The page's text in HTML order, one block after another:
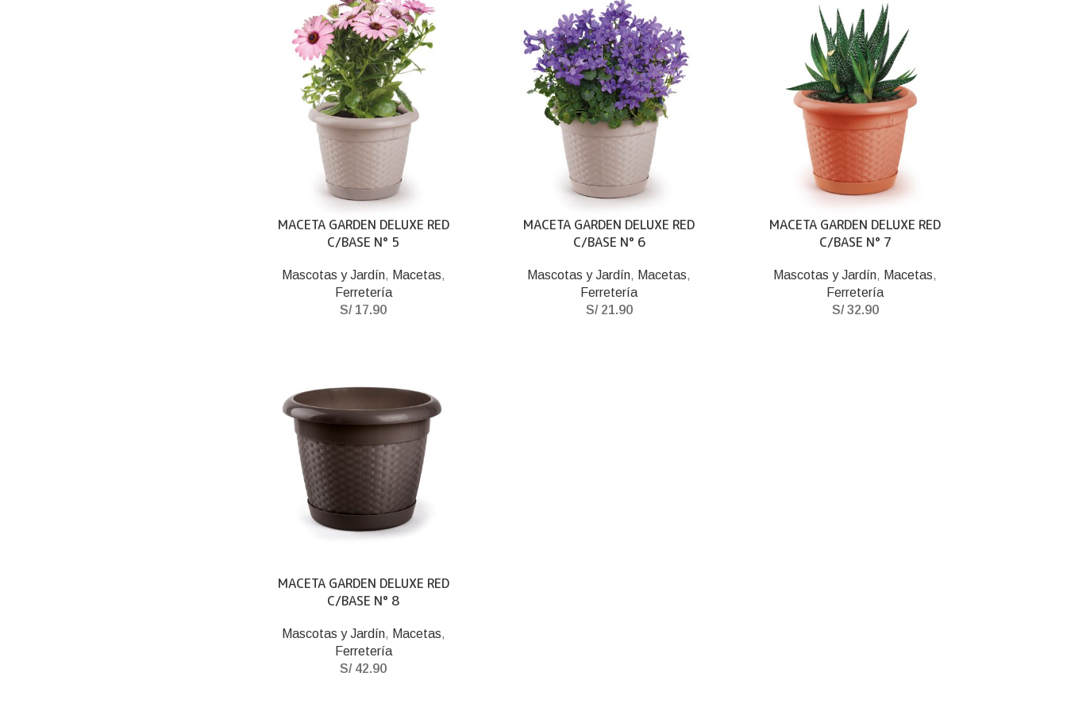
MACETA GARDEN DELUXE RED
C/BASE N° 5
Mascotas y Jardín, Macetas,
Ferretería
S/17.90
MACETA GARDEN DELUXE RED
C/BASE N° 6
Mascotas y Jardín, Macetas,
Ferretería
S/21.90
MACETA GARDEN DELUXE RED
C/BASE N° 7
Mascotas y Jardín, Macetas,
Ferretería
S/32.90
MACETA GARDEN DELUXE RED
C/BASE N° 8
Mascotas y Jardín, Macetas,
Ferretería
S/42.90